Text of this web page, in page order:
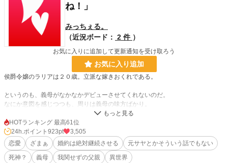
ね！」
みっちぇる。
（近況ボード： 2 件 ）
お気に入りに追加して更新通知を受け取ろう
お気に入り追加
侯爵令嬢のラリアは２０歳。立派な嫁きおくれである。
というのも、義母がなかなかデビューさせてくれないのだ。
なにか意図を感じつつも、周りは義母の味方ばかり。
そん中、急にデビュタントの許可と婚約を告げられる。
何か裏がある――
相手の家がどういうものかを知り、何とかしようとするが、非力なラリアには何
も手段がない。
HOTランキング 最高61位
24h.ポイント 923pt
3,505
恋愛
ざまぁ 婚約は絶対継続させる
元サヤとかそういう話でもない
死神？
義母 我関せずの父親 異世界